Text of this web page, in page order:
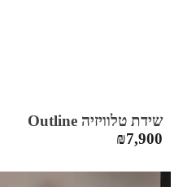
שידת טלוויזיה Outline
₪7,900